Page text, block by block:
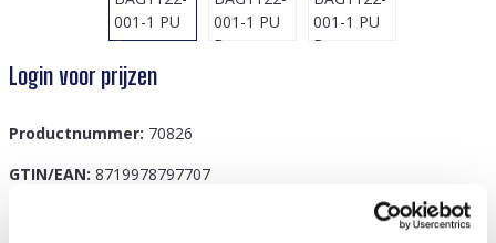
Login voor prijzen
Productnummer: 70826
GTIN/EAN: 8719978797707